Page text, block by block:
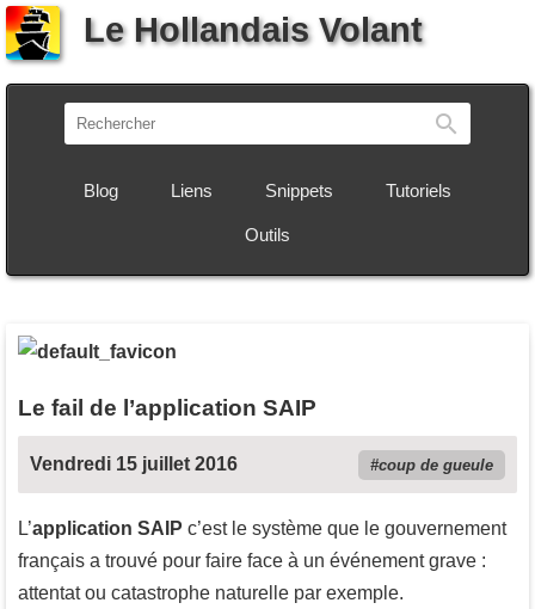
Le Hollandais Volant
Blog Liens Snippets Tutoriels
Outils
Le fail de l’application SAIP
Vendredi 15 juillet 2016 coup de gueule
L’application SAIP c’est le système que le gouvernement
français a trouvé pour faire face à un événement grave :
attentat ou catastrophe naturelle par exemple.